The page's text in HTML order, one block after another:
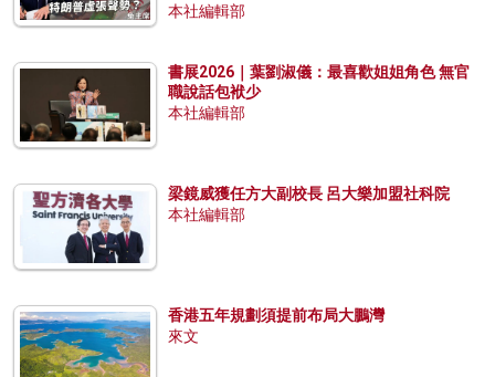
本社編輯部
書展2026｜葉劉淑儀：最喜歡姐姐角色 無官
職說話包袱少
本社編輯部
梁鏡威獲任方大副校長 呂大樂加盟社科院
本社編輯部
香港五年規劃須提前布局大鵬灣
來文